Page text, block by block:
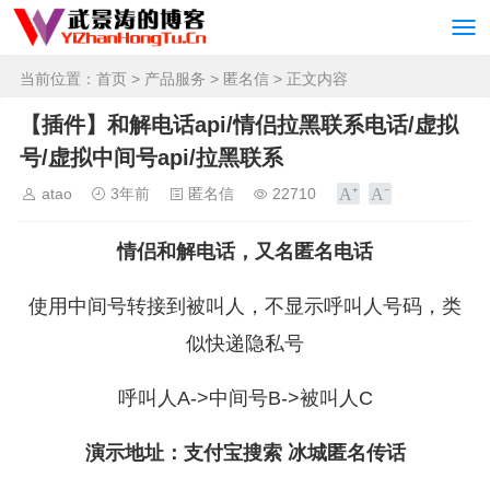
当前位置： 首页 > 产品服务 > 匿名信 > 正文内容
【插件】和解电话api/情侣拉黑联系电话/虚拟
号/虚拟中间号api/拉黑联系
atao 3年前 匿名信 22710
情侣和解电话，又名匿名电话
使用中间号转接到被叫人，不显示呼叫人号码，类
似快递隐私号
呼叫人A->中间号B->被叫人C
演示地址：支付宝搜索 冰城匿名传话